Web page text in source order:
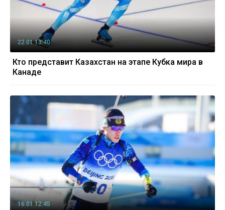
22.01 13:40
Кто представит Казахстан на этапе Кубка мира в
Канаде
16.01 12:45